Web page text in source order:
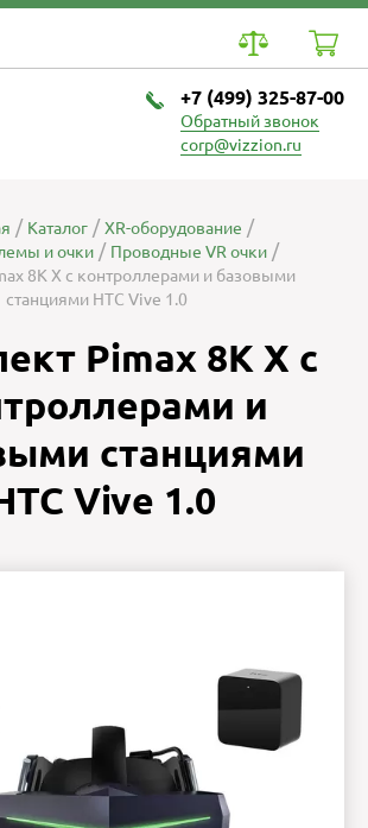
+7 (499) 325-87-00
Обратный звонок
corp@vizzion.ru
Каталог
XR-оборудование
и очки
Проводные VR очки
8K X с контроллерами и базовыми
станциями HTC Vive 1.0
Pimax 8K X с
и
станциями
Vive 1.0